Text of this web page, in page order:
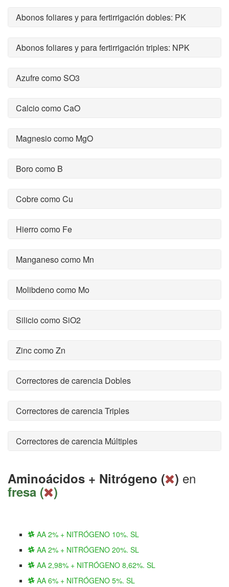
Abonos foliares y para fertirrigación dobles: PK
Abonos foliares y para fertirrigación triples: NPK
Azufre como SO3
Calcio como CaO
Magnesio como MgO
Boro como B
Cobre como Cu
Hierro como Fe
Manganeso como Mn
Molibdeno como Mo
Silicio como SiO2
Zinc como Zn
Correctores de carencia Dobles
Correctores de carencia Triples
Correctores de carencia Múltiples
Aminoácidos + Nitrógeno ( ) en
fresa ( )
AA 2% + NITRÓGENO 10%. SL
AA 2% + NITRÓGENO 20%. SL
AA 2,98% + NITRÓGENO 8,62%. SL
AA 6% + NITRÓGENO 5%. SL